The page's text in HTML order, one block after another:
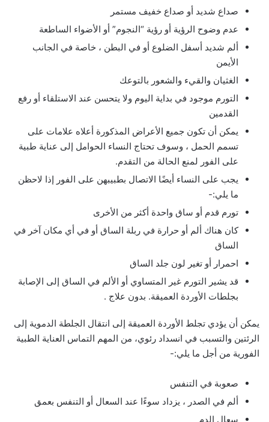
صداع شديد أو صداع خفيف مستمر
عدم وضوح الرؤية أو رؤية “النجوم” أو الأضواء الساطعة
ألم شديد أسفل الضلوع أو في البطن ، خاصة في الجانب
الأيمن
الغثيان والقيء والشعور بالتوعك
التورم موجود في بداية اليوم ولا يتحسن عند الاستلقاء أو رفع
القدمين
يمكن أن تكون جميع الأعراض المذكورة أعلاه علامات على
تسمم الحمل ، وسوف تحتاج النساء الحوامل إلى عناية طبية
على الفور لمنع الحالة من التقدم.
يجب على النساء أيضًا الاتصال بطبيبهن على الفور إذا لاحظن
ما يلي:-
تورم قدم أو ساق واحدة أكثر من الأخرى
كان هناك ألم أو حرارة في ربلة الساق أو في أي مكان آخر في
الساق
احمرار أو تغير لون جلد الساق
قد يشير التورم غير المتساوي أو الألم في الساق إلى الإصابة
بجلطات الأوردة العميقة. بدون علاج .
يمكن أن يؤدي تجلط الأوردة العميقة إلى انتقال الجلطة الدموية إلى
الرئتين والتسبب في انسداد رئوي، من المهم التماس العناية الطبية
الفورية من أجل ما يلي:-
صعوبة في التنفس
ألم في الصدر ، يزداد سوءًا عند السعال أو التنفس بعمق
سعال الدم